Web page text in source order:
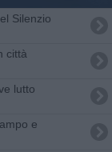
Silenzio
città
lutto
e